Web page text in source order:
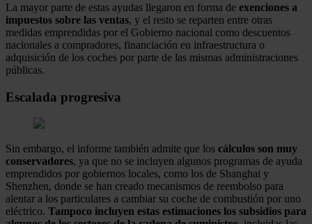
La mayor parte de estas ayudas llegaron en forma de exenciones a
impuestos sobre las ventas, y el resto se reparten entre otras
medidas emprendidas por el Gobierno nacional como descuentos
nacionales a compradores, financiación en infraestructura o
adquisición de los coches por parte de las mismas administraciones
públicas.
Escalada progresiva
Sin embargo, el informe también admite que los cálculos son muy
conservadores, ya que no se incluyen algunos programas de ayuda
emprendidos por gobiernos locales, como los de Shanghai y
Shenzhen, donde se han creado mecanismos de reembolso para
alentar a los particulares a cambiar su coche de combustión por uno
eléctrico. Tampoco incluyen estas estimaciones los subsidios para